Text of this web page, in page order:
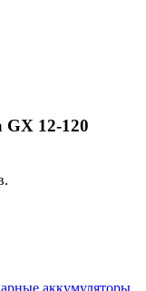
GX 12-120
аккумуляторы